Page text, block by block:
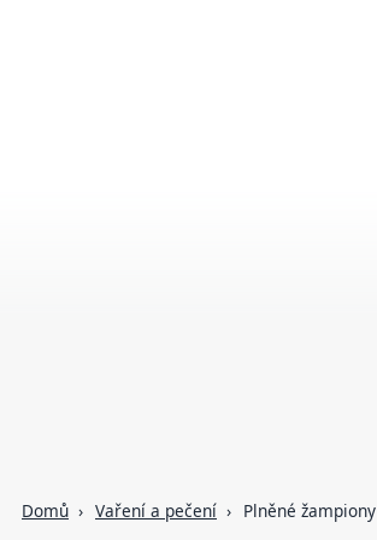
Domů Vaření a pečení Plněné žampiony